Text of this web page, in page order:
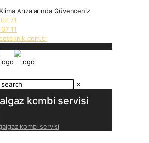
Arızalarında Güvenceniz
71
11
✕
kombi servisi
kombi servisi